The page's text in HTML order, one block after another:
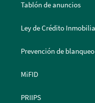
Tablón de anuncios
Ley de Crédito
Prevención de
MiFID
PRIIPS